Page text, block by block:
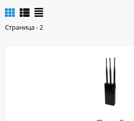
интернет-магазине.
Страница - 2